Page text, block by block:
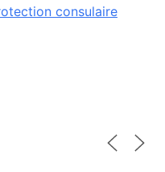
consulaire